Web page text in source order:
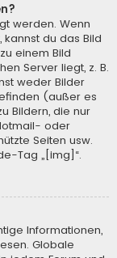
werden. Wenn
du das Bild
einem Bild
Server liegt, z. B.
weder Bilder
(außer es
Bildern, die nur
oder
Seiten usw.
Tag „[img]“.
Informationen,
Globale